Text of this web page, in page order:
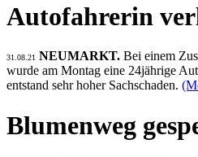
Autofahrerin
31.08.21 NEUMARKT. Bei einem
wurde am Montag eine 24jährige
entstand sehr hoher Sachschaden.
Blumenweg